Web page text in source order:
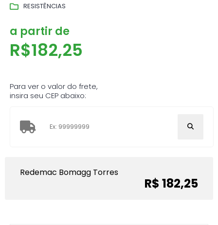
RESISTÊNCIAS
a partir de
R$182,25
Para ver o valor do frete,
insira seu CEP abaixo:
Redemac Bomagg Torres
R$ 182,25